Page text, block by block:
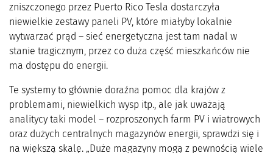
zniszczonego przez Puerto Rico Tesla dostarczyła
niewielkie zestawy paneli PV, które miałyby lokalnie
wytwarzać prąd – sieć energetyczna jest tam nadal w
stanie tragicznym, przez co duża część mieszkańców nie
ma dostępu do energii.
Te systemy to głównie doraźna pomoc dla krajów z
problemami, niewielkich wysp itp., ale jak uważają
analitycy taki model – rozproszonych farm PV i wiatrowych
oraz dużych centralnych magazynów energii, sprawdzi się i
na większą skalę. „Duże magazyny mogą z pewnością wiele